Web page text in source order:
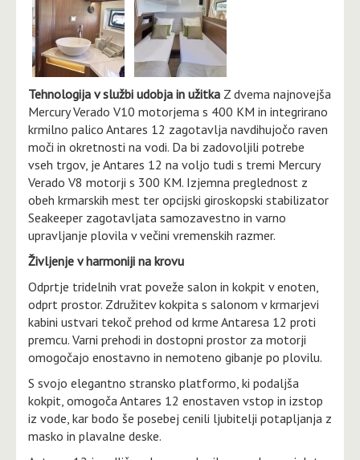
Tehnologija v službi udobja in užitka Z dvema najnovejša
Mercury Verado V10 motorjema s 400 KM in integrirano
krmilno palico Antares 12 zagotavlja navdihujočo raven
moči in okretnosti na vodi. Da bi zadovoljili potrebe
vseh trgov, je Antares 12 na voljo tudi s tremi Mercury
Verado V8 motorji s 300 KM. Izjemna preglednost z
obeh krmarskih mest ter opcijski giroskopski stabilizator
Seakeeper zagotavljata samozavestno in varno
upravljanje plovila v večini vremenskih razmer.
Življenje v harmoniji na krovu
Odprtje tridelnih vrat poveže salon in kokpit v enoten,
odprt prostor. Združitev kokpita s salonom v krmarjevi
kabini ustvari tekoč prehod od krme Antaresa 12 proti
premcu. Varni prehodi in dostopni prostor za motorji
omogočajo enostavno in nemoteno gibanje po plovilu.
S svojo elegantno stransko platformo, ki podaljša
kokpit, omogoča Antares 12 enostaven vstop in izstop
iz vode, kar bodo še posebej cenili ljubitelji potapljanja z
masko in plavalne deske.